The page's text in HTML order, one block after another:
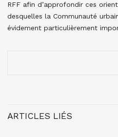
RFF afin d’approfondir ces
desquelles la Communauté
évidement particulièrement
ARTICLES LIÉS